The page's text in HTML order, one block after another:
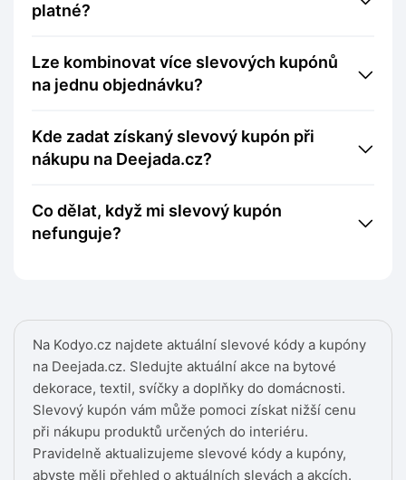
Na Kodyo.cz najdete aktuální slevové kódy a kupóny
na Deejada.cz. Sledujte aktuální akce na bytové
dekorace, textil, svíčky a doplňky do domácnosti.
Slevový kupón vám může pomoci získat nižší cenu
při nákupu produktů určených do interiéru.
Pravidelně aktualizujeme slevové kódy a kupóny,
abyste měli přehled o aktuálních slevách a akcích.
platné?
Lze kombinovat více slevových kupónů
na jednu objednávku?
Kde zadat získaný slevový kupón při
nákupu na Deejada.cz?
Co dělat, když mi slevový kupón
nefunguje?